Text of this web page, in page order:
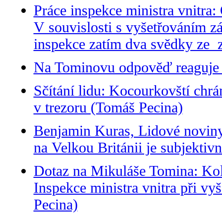
Práce inspekce ministra
V souvislosti s vyšetřováním
inspekce zatím dva svědky ze
Na Tominovu odpověď
Sčítání lidu: Kocourkovští
v trezoru (Tomáš Pecina)
Benjamin Kuras, Lidové
na Velkou Británii je
Dotaz na Mikuláše Tomina:
Inspekce ministra vnitra při
Pecina)